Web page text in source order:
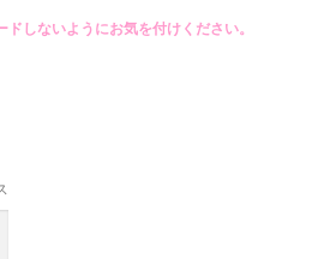
しないようにお気を付けください。